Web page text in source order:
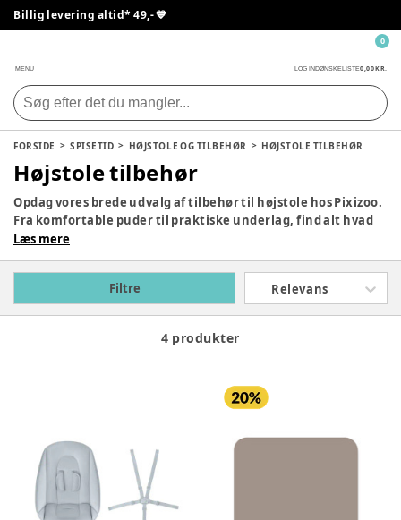
Billig levering altid* 49,- 💙
MENU LOG INDØNSKELISTE0,00 KR.
0
FORSIDE SPISETID HØJSTOLE OG TILBEHØR HØJSTOLE TILBEHØR
Højstole tilbehør
Opdag vores brede udvalg af tilbehør til højstole hos Pixizoo.
Fra komfortable puder til praktiske underlag, find alt hvad
du behøver for at sikre dit barns komfort og beskytte dit
Læs mere
Filtre Relevans
4 produkter